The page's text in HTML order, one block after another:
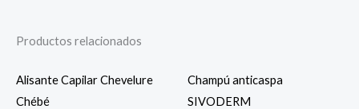
Productos relacionados
Alisante Capilar Chevelure
Chébé
Champú anticaspa
SIVODERM